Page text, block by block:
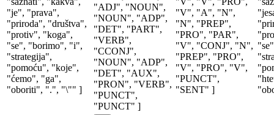
"je", "prava",
"priroda", "društva",
"protiv", "koga",
"se", "borimo", "i",
"strategija",
"pomoću", "koje",
"ćemo", "ga",
"oboriti", ".", "\"" ]
"ADJ", "NOUN",
"NOUN", "ADP",
"DET", "PART",
"VERB",
"CCONJ",
"NOUN", "ADP",
"DET", "AUX",
"PRON", "VERB",
"PUNCT",
"PUNCT" ]
"V", "A", "N",
"N", "PREP",
"PRO", "PAR",
"V", "CONJ", "N",
"PREP", "PRO",
"V", "PRO", "V",
"PUNCT",
"SENT" ]